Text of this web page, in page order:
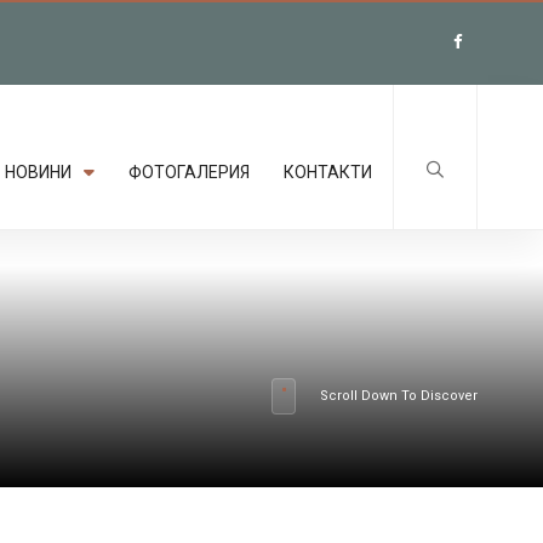
НОВИНИ ФОТОГАЛЕРИЯ КОНТАКТИ
Scroll Down To Discover